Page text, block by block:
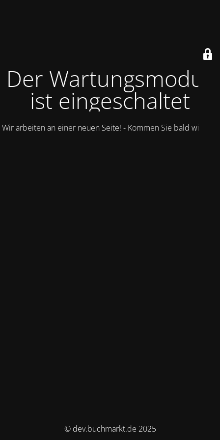
Der Wartungsmodus
ist eingeschaltet
Wir arbeiten an einer neuen Seite! - Kommen Sie bald wieder.
© dev.buchmarkt.de 2025